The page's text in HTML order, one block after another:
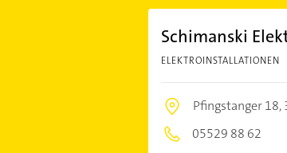
Schimanski
ELEKTROINSTALLATIONEN
Pfingstanger 18,
05529 88 62